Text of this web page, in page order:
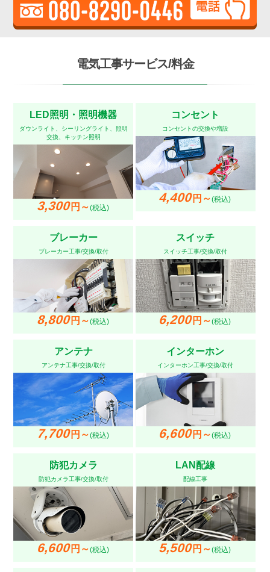
電気工事サービス/料金
LED照明・照明機器
ダウンライト、シーリングライト、照明
交換、キッチン照明
3,300円～(税込)
コンセント
コンセントの交換や増設
4,400円～(税込)
ブレーカー
ブレーカー工事/交換/取付
8,800円～(税込)
スイッチ
スイッチ工事/交換/取付
6,200円～(税込)
アンテナ
アンテナ工事/交換/取付
7,700円～(税込)
インターホン
インターホン工事/交換/取付
6,600円～(税込)
防犯カメラ
防犯カメラ工事/交換/取付
6,600円～(税込)
LAN配線
配線工事
5,500円～(税込)